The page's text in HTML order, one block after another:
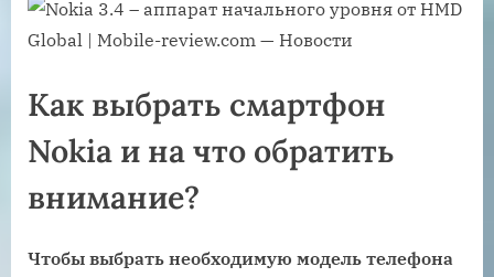
Как выбрать смартфон
Nokia и на что обратить
внимание?
Чтобы выбрать необходимую модель телефона